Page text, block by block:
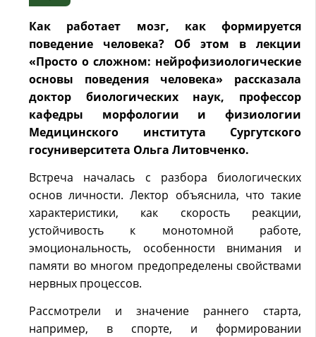
Как работает мозг, как формируется
поведение человека? Об этом в лекции
«Просто о сложном: нейрофизиологические
основы поведения человека» рассказала
доктор биологических наук, профессор
кафедры морфологии и физиологии
Медицинского института Сургутского
госуниверситета Ольга Литовченко.
Встреча началась с разбора биологических
основ личности. Лектор объяснила, что такие
характеристики, как скорость реакции,
устойчивость к монотомной работе,
эмоциональность, особенности внимания и
памяти во многом предопределены свойствами
нервных процессов.
Рассмотрели и значение раннего старта,
например, в спорте, и формировании